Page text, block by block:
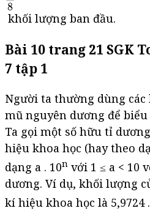
khối lượng ban đầu.
Bài 10 trang 21 SGK
7 tập 1
Người ta thường dùng các
mũ nguyên dương để
Ta gọi một số hữu tỉ
hiệu khoa học (hay theo
dạng a . 10n với 1 ≤ a < 10
dương. Ví dụ, khối lượng
kí hiệu khoa học là 5,9724